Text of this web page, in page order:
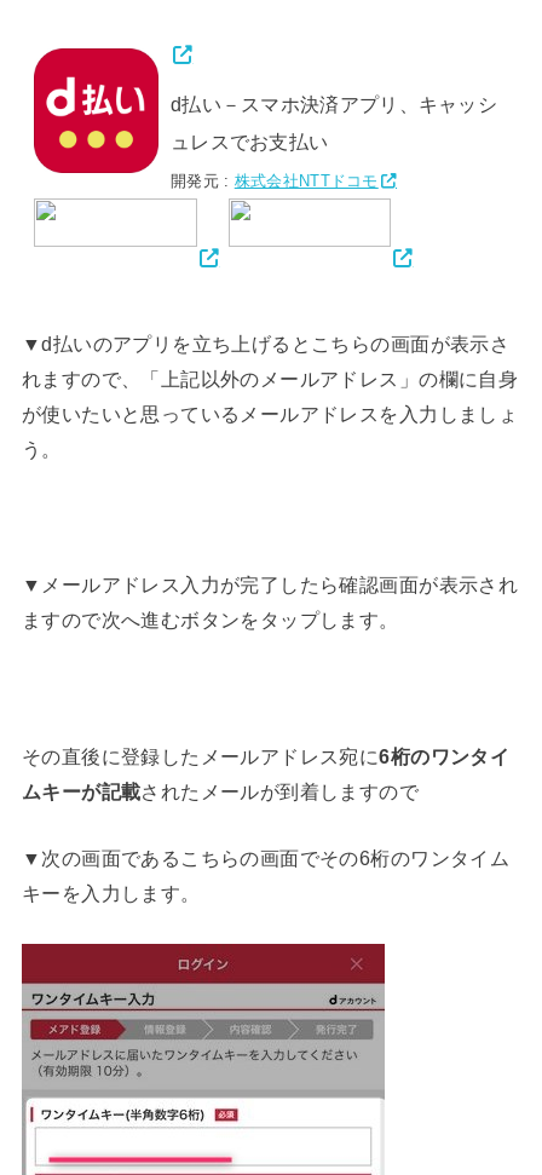
d払い－スマホ決済アプリ、キャッシ
ュレスでお支払い
開発元 : 株式会社NTTドコモ
▼d払いのアプリを立ち上げるとこちらの画面が表示さ
れますので、「上記以外のメールアドレス」の欄に自身
が使いたいと思っているメールアドレスを入力しましょ
う。
▼メールアドレス入力が完了したら確認画面が表示され
ますので次へ進むボタンをタップします。
その直後に登録したメールアドレス宛に6桁のワンタイ
ムキーが記載されたメールが到着しますので
▼次の画面であるこちらの画面でその6桁のワンタイム
キーを入力します。